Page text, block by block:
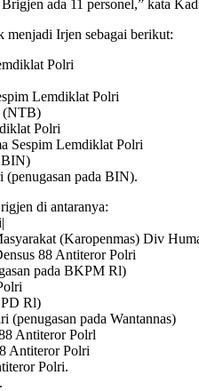
ada 11 personel,” kata
menjadi Irjen sebagai berikut:
Polri
Lemdiklat Polri
(NTB)
Polri
Sespim Lemdiklat Polri
BIN)
pada BIN).
di antaranya:
(Karopenmas) Div
88 Antiteror Polri
pada BKPM Rl)
Rl)
pada Wantannas)
Antiteror Polrl
Antiteror Polri
Polri.